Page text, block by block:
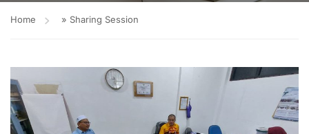
Home » Sharing Session